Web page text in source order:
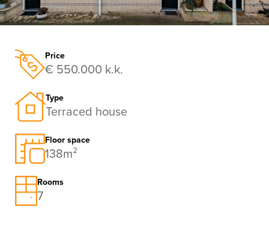
Price
€ 550.000 k.k.
Type
Terraced house
Floor space
138m²
Rooms
7